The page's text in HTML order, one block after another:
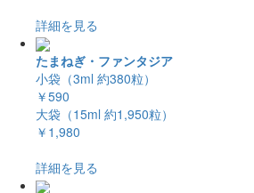
詳細を見る
たまねぎ・ファンタジア
小袋（3ml 約380粒）
￥590
大袋（15ml 約1,950粒）
￥1,980
詳細を見る